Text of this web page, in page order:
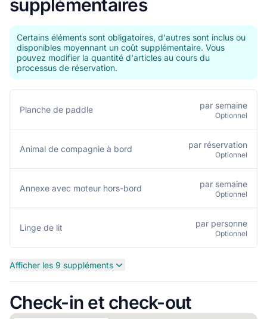
supplémentaires
Certains éléments sont obligatoires, d'autres sont inclus ou
disponibles moyennant un coût supplémentaire. Vous
pouvez modifier la quantité d'articles au cours du
processus de réservation.
Planche de paddle par semaine
Optionnel
Animal de compagnie à bord par réservation
Optionnel
Annexe avec moteur hors-bord par semaine
Optionnel
Linge de lit par personne
Optionnel
Afficher les 9 suppléments
Check-in et check-out